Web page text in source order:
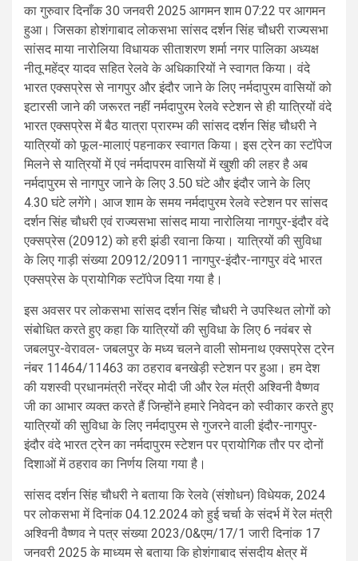
का गुरुवार दिनाँक 30 जनवरी 2025 आगमन शाम 07:22 पर आगमन
हुआ। जिसका होशंगाबाद लोकसभा सांसद दर्शन सिंह चौधरी राज्यसभा
सांसद माया नारोलिया विधायक सीताशरण शर्मा नगर पालिका अध्यक्ष
नीतू महेंद्र यादव सहित रेलवे के अधिकारियों ने स्वागत किया। वंदे
भारत एक्सप्रेस से नागपुर और इंदौर जाने के लिए नर्मदापुरम वासियों को
इटारसी जाने की जरूरत नहीं नर्मदापुरम रेलवे स्टेशन से ही यात्रियों वंदे
भारत एक्सप्रेस में बैठ यात्रा प्रारम्भ की सांसद दर्शन सिंह चौधरी ने
यात्रियों को फूल-मालाएं पहनाकर स्वागत किया। इस ट्रेन का स्टॉपेज
मिलने से यात्रियों में एवं नर्मदापरम वासियों में खुशी की लहर है अब
नर्मदापुरम से नागपुर जाने के लिए 3.50 घंटे और इंदौर जाने के लिए
4.30 घंटे लगेंगे। आज शाम के समय नर्मदापुरम रेलवे स्टेशन पर सांसद
दर्शन सिंह चौधरी एवं राज्यसभा सांसद माया नारोलिया नागपुर-इंदौर वंदे
एक्सप्रेस (20912) को हरी झंडी रवाना किया। यात्रियों की सुविधा
के लिए गाड़ी संख्या 20912/20911 नागपुर-इंदौर-नागपुर वंदे भारत
एक्सप्रेस के प्रायोगिक स्टॉपेज दिया गया है।
इस अवसर पर लोकसभा सांसद दर्शन सिंह चौधरी ने उपस्थित लोगों को
संबोधित करते हुए कहा कि यात्रियों की सुविधा के लिए 6 नवंबर से
जबलपुर-वेरावल- जबलपुर के मध्य चलने वाली सोमनाथ एक्सप्रेस ट्रेन
नंबर 11464/11463 का ठहराव बनखेड़ी स्टेशन पर हुआ। हम देश
की यशस्वी प्रधानमंत्री नरेंद्र मोदी जी और रेल मंत्री अश्विनी वैष्णव
जी का आभार व्यक्त करते हैं जिन्होंने हमारे निवेदन को स्वीकार करते हुए
यात्रियों की सुविधा के लिए नर्मदापुरम से ‌गुजरने वाली इंदौर-नागपुर-
इंदौर वंदे भारत ट्रेन का नर्मदापुरम स्टेशन पर प्रायोगिक तौर पर दोनों
दिशाओं में ठहराव का निर्णय लिया गया है।
सांसद दर्शन सिंह चौधरी ने बताया कि रेलवे (संशोधन) विधेयक, 2024
पर लोकसभा में दिनांक 04.12.2024 को हुई चर्चा के संदर्भ में रेल मंत्री
अश्विनी वैष्णव ने पत्र संख्या 2023/0&एम/17/1 जारी दिनांक 17
जनवरी 2025 के माध्यम से बताया कि होशंगाबाद संसदीय क्षेत्र में